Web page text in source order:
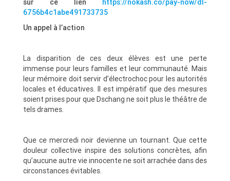
sur ce lien https://nokash.co/pay-now/dl-
6756b4c1abe491733735
Un appel à l’action
La disparition de ces deux élèves est une perte
immense pour leurs familles et leur communauté. Mais
leur mémoire doit servir d’électrochoc pour les autorités
locales et éducatives. Il est impératif que des mesures
soient prises pour que Dschang ne soit plus le théâtre de
tels drames.
Que ce mercredi noir devienne un tournant. Que cette
douleur collective inspire des solutions concrètes, afin
qu’aucune autre vie innocente ne soit arrachée dans des
circonstances évitables.